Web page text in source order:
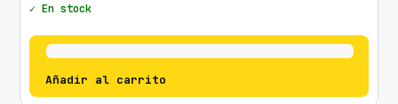
✓ En stock
Añadir al carrito